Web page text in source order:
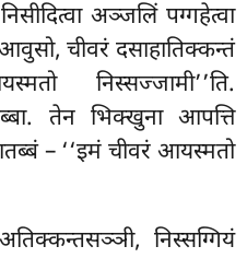
अञ्जलिं पग्गहेत्वा
चीवरं दसाहातिक्कन्तं
निस्सज्जामी’’ति.
तेन भिक्खुना आपत्ति
– ‘‘इमं चीवरं आयस्मतो
निस्सग्गियं